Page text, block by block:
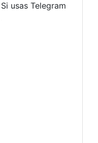
Si usas Telegram